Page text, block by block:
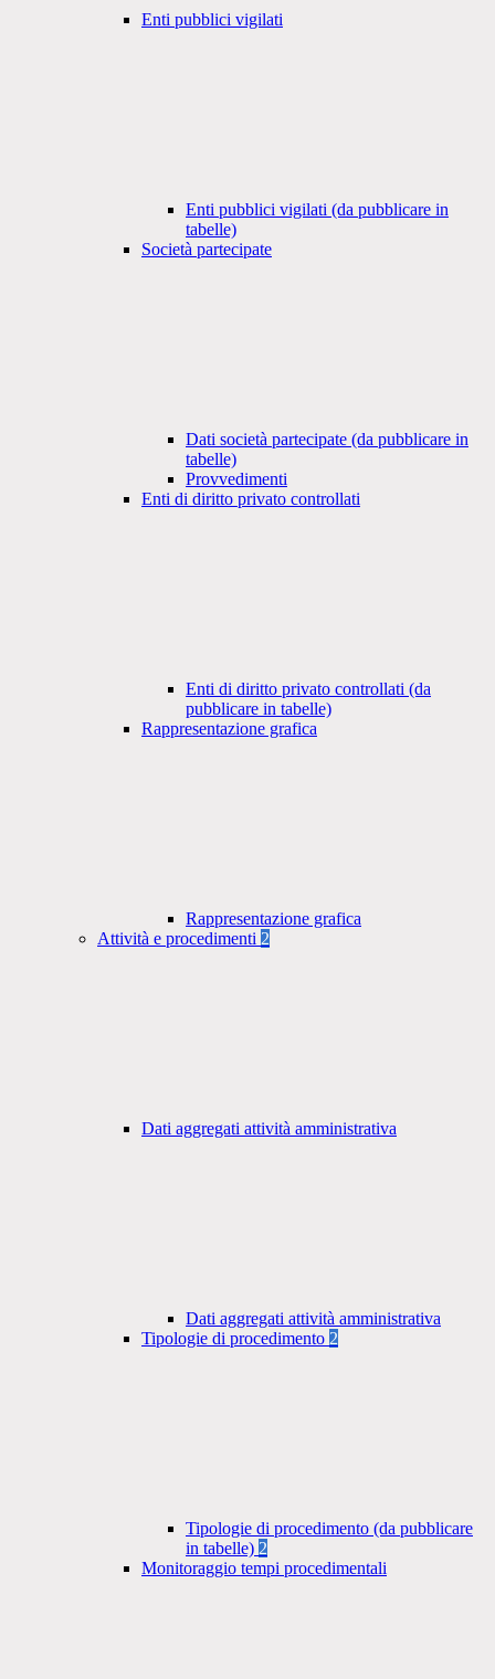
Enti pubblici vigilati
Enti pubblici vigilati (da pubblicare in
tabelle)
Società partecipate
Dati società partecipate (da pubblicare in
tabelle)
Provvedimenti
Enti di diritto privato controllati
Enti di diritto privato controllati (da
pubblicare in tabelle)
Rappresentazione grafica
Rappresentazione grafica
Attività e procedimenti 2
Dati aggregati attività amministrativa
Dati aggregati attività amministrativa
Tipologie di procedimento 2
Tipologie di procedimento (da pubblicare
in tabelle) 2
Monitoraggio tempi procedimentali